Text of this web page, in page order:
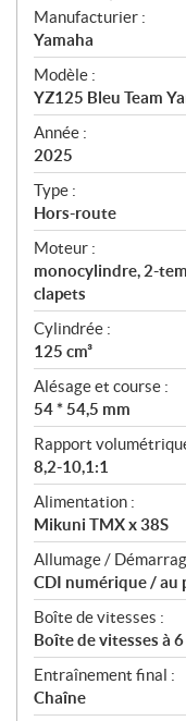
S
p
é
c
i
f
i
c
a
t
i
o
n
s
Manufacturier :
Yamaha
Modèle :
YZ125 Bleu Team
Année :
2025
Type :
Hors-route
Moteur :
monocylindre, 2-
clapets
Cylindrée :
125 cm³
Alésage et course :
54 * 54,5 mm
Rapport
8,2-10,1:1
Alimentation :
Mikuni TMX x 38S
Allumage /
CDI numérique / au
Boîte de vitesses :
Boîte de vitesses à
Entraînement final :
Chaîne